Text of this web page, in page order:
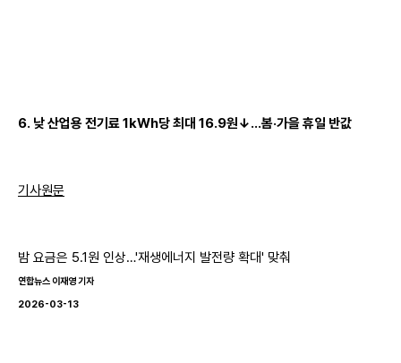
6. 낮 산업용 전기료 1kWh당 최대 16.9원↓…봄·가을 휴일 반값
기사원문
밤 요금은 5.1원 인상…'재생에너지 발전량 확대' 맞춰
연합뉴스 이재영 기자
2026-03-13